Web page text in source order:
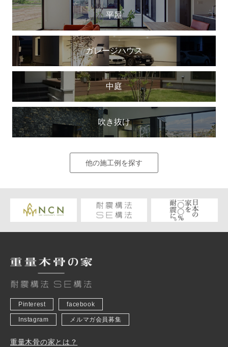
平屋
ガレージハウス
中庭
吹き抜け
他の施工例を探す
Pinterest facebook
Instagram メルマガ会員募集
重量木骨の家とは？